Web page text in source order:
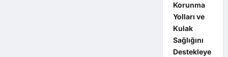
Korunma
Yolları ve
Kulak
Sağlığını
Destekleye